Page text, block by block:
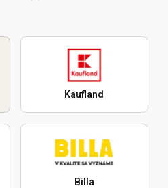
Kaufland
Billa